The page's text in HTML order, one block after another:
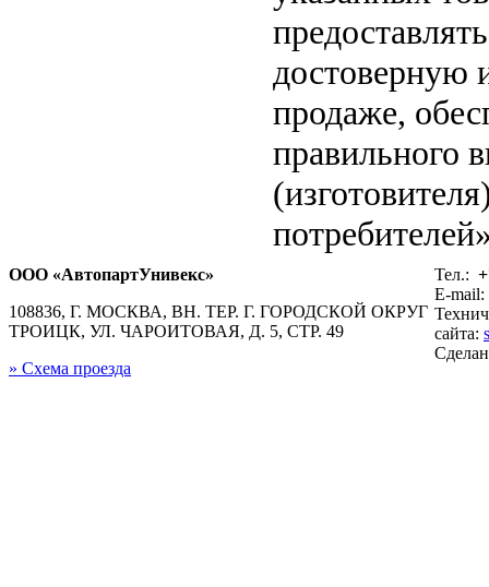
достоверную
продаже,
правильного
ООО «АвтопартУнивекс»
108836, Г. МОСКВА, ВН. ТЕР. Г. ГОРОДСКОЙ ОКРУГ
ТРОИЦК, УЛ. ЧАРОИТОВАЯ, Д. 5, СТР. 49
» Схема проезда
Тел.:
E-mail:
сайта: